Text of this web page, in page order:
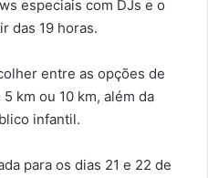
especiais com DJs e o
das 19 horas.
entre as opções de
km ou 10 km, além da
infantil.
para os dias 21 e 22 de